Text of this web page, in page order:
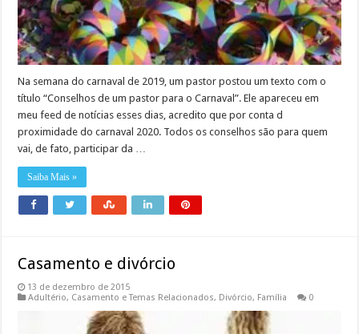
Na semana do carnaval de 2019, um pastor postou um texto com o
título “Conselhos de um pastor para o Carnaval”. Ele apareceu em
meu feed de notícias esses dias, acredito que por conta d
proximidade do carnaval 2020. Todos os conselhos são para quem
vai, de fato, participar da …
Saiba Mais »
Casamento e divórcio
13 de dezembro de 2015
Adultério, Casamento e Temas Relacionados, Divórcio, Família 0